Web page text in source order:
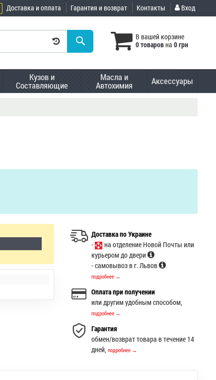
Доставка и оплата Гарантия и возврат Контакты Вход
В вашей корзине
0 товаровна 0 грн
Кузов и
Составляющие
Масла и
Автохимия Аксессуары
Доставка по Украине
-
на отделение Новой Почты или
курьером до двери
- самовывоз в г. Львов
подробнее →
Оплата при получении
или другим удобным способом,
подробнее →
Гарантия
обмен/возврат товара в течение 14
дней,подробнее →